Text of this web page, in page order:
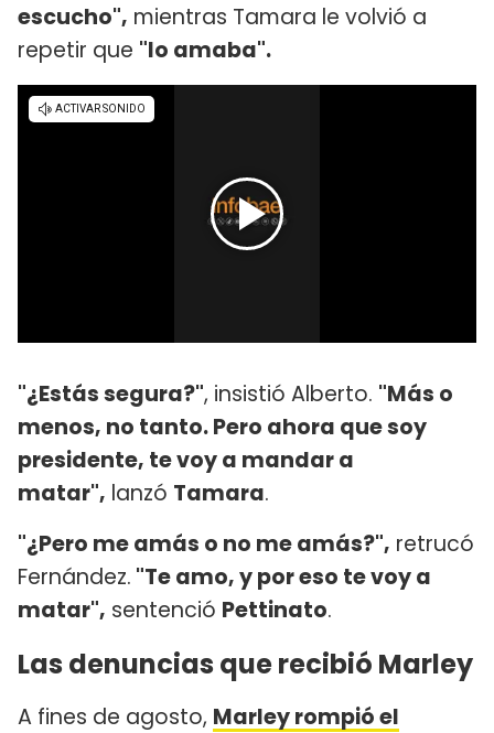
escucho", mientras Tamara le volvió a
repetir que "lo amaba".
"¿Estás segura?", insistió Alberto. "Más o
menos, no tanto. Pero ahora que soy
presidente, te voy a mandar a
matar", lanzó Tamara.
"¿Pero me amás o no me amás?", retrucó
Fernández. "Te amo, y por eso te voy a
matar", sentenció Pettinato.
Las denuncias que recibió Marley
A fines de agosto, Marley rompió el